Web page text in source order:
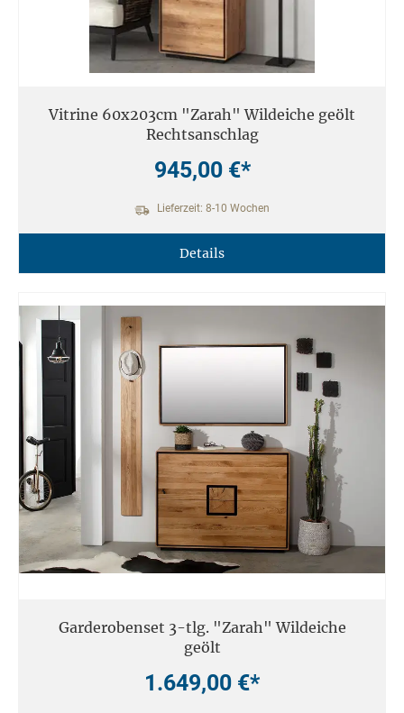
Vitrine 60x203cm "Zarah" Wildeiche geölt
Rechtsanschlag
945,00 €*
Lieferzeit: 8-10 Wochen
Details
Garderobenset 3-tlg. "Zarah" Wildeiche
geölt
1.649,00 €*